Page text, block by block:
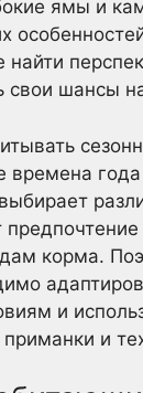
ямы и
найти
свои шансы
времена
предпочтение
корма.
и
и